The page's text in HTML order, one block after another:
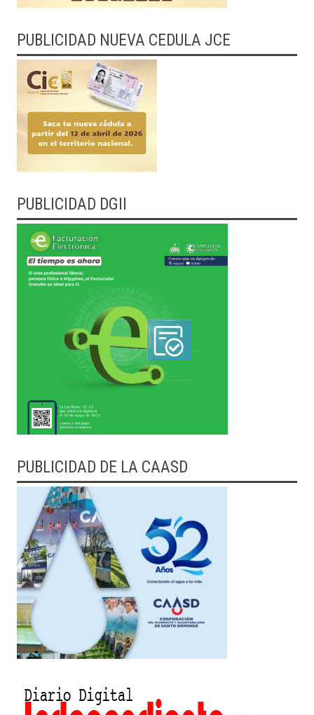
PUBLICIDAD NUEVA CEDULA JCE
PUBLICIDAD DGII
PUBLICIDAD DE LA CAASD